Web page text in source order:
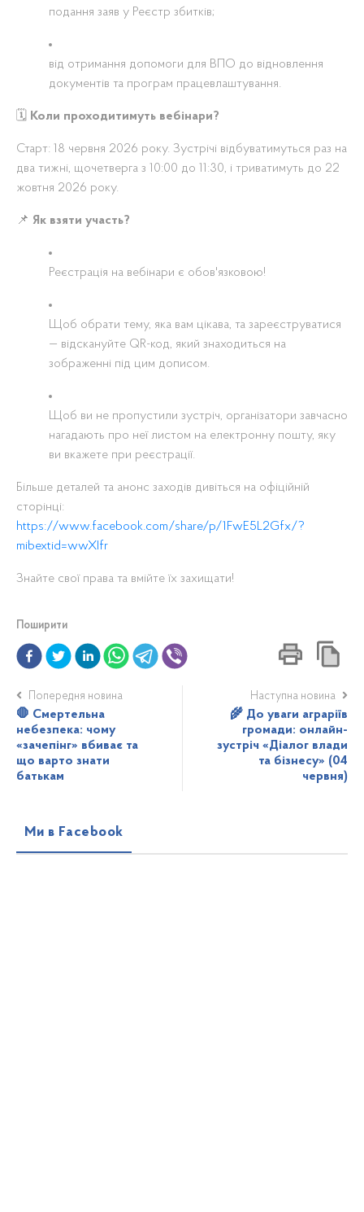
подання заяв у Реєстр збитків;
від отримання допомоги для ВПО до відновлення
документів та програм працевлаштування.
🗓 Коли проходитимуть вебінари?
Старт: 18 червня 2026 року. Зустрічі відбуватимуться раз на
два тижні, щочетверга з 10:00 до 11:30, і триватимуть до 22
жовтня 2026 року.
📌 Як взяти участь?
Реєстрація на вебінари є обов'язковою!
Щоб обрати тему, яка вам цікава, та зареєструватися
— відскануйте QR-код, який знаходиться на
зображенні під цим дописом.
Щоб ви не пропустили зустріч, організатори завчасно
нагадають про неї листом на електронну пошту, яку
ви вкажете при реєстрації.
Більше деталей та анонс заходів дивіться на офіційній
сторінці:
https://www.facebook.com/share/p/1FwE5L2Gfx/?
mibextid=wwXIfr
Знайте свої права та вмійте їх захищати!
Поширити
Попередня новина
🛑 Смертельна
небезпека: чому
«зачепінг» вбиває та
що варто знати
батькам
Наступна новина
🌾 До уваги аграріїв
громади: онлайн-
зустріч «Діалог влади
та бізнесу» (04
червня)
Ми в Facebook